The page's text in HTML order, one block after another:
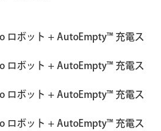
ロボット + AutoEmpty™ 充電ス
ロボット + AutoEmpty™ 充電ス
ロボット + AutoEmpty™ 充電ス
ロボット + AutoEmpty™ 充電ス